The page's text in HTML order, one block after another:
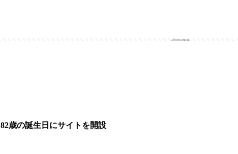
advertisement
82歳の誕生日にサイトを開設